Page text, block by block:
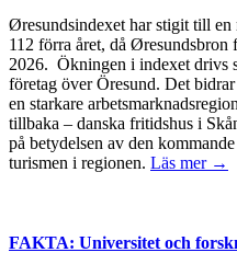
Øresundsindexet har stigit till
112 förra året, då
2026. Ökningen i indexet drivs
företag över Öresund. Det
en starkare
tillbaka – danska fritidshus i
på betydelsen av den
turismen i regionen. Läs mer →
FAKTA: Universitet och